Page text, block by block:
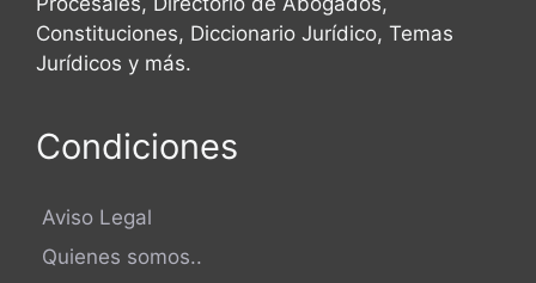
Constituciones, Diccionario Jurídico, Temas
Jurídicos y más.
Condiciones
Aviso Legal
Quienes somos..